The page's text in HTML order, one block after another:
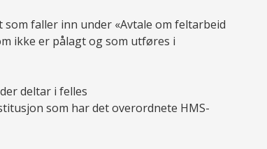
faller inn under «Avtale om feltarbeid
ikke er pålagt og som utføres i
deltar i felles
som har det overordnete HMS-